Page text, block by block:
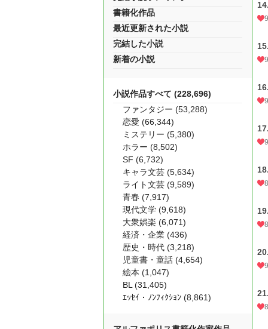
14.
15.
16.
17.
18.
19.
20.
21.
書籍化作品
最近更新された小説
完結した小説
新着の小説
小説作品すべて (228,696)
ファンタジー (53,288)
恋愛 (66,344)
ミステリー (5,380)
ホラー (8,502)
SF (6,732)
キャラ文芸 (5,634)
ライト文芸 (9,589)
青春 (7,917)
現代文学 (9,618)
大衆娯楽 (6,071)
経済・企業 (436)
歴史・時代 (3,218)
児童書・童話 (4,654)
絵本 (1,047)
BL (31,405)
ｴｯｾｲ・ﾉﾝﾌｨｸｼｮﾝ (8,861)